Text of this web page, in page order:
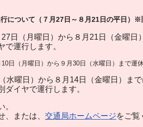
について（７月27日～８月21日の平日）※
日（月曜日）から８月21日（金曜日
で運行します。
日（月曜日）から９月30日（水曜日）まで運休
水曜日）から８月14日（金曜日）ま
ダイヤで運行します。
または、 交通局ホームページをご覧